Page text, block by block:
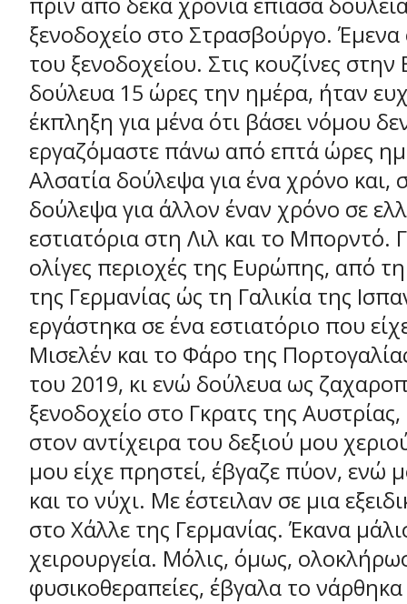
ξενοδοχείο στο Στρασβούργο.
του ξενοδοχείου. Στις κουζίνες στην
δούλευα 15 ώρες την ημέρα, ήταν
έκπληξη για μένα ότι βάσει νόμου
εργαζόμαστε πάνω από επτά ώρες
Αλσατία δούλεψα για ένα χρόνο και,
δούλεψα για άλλον έναν χρόνο σε
εστιατόρια στη Λιλ και το Μπορντό.
ολίγες περιοχές της Ευρώπης, από
της Γερμανίας ώς τη Γαλικία της
εργάστηκα σε ένα εστιατόριο που
Μισελέν και το Φάρο της
του 2019, κι ενώ δούλευα ως
ξενοδοχείο στο Γκρατς της
στον αντίχειρα του δεξιού μου
μου είχε πρηστεί, έβγαζε πύον, ενώ
και το νύχι. Με έστειλαν σε μια
στο Χάλλε της Γερμανίας. Έκανα
χειρουργεία. Μόλις, όμως,
φυσικοθεραπείες, έβγαλα το